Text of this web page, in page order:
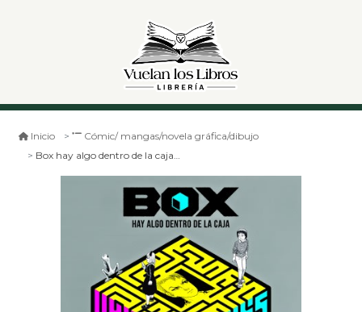
Inicio
Cómic/ mangas/novela gráfica/dibujo
Box hay algo dentro de la caja 2